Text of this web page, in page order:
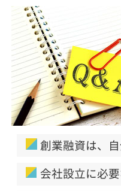
創業融資は、
会社設立に必